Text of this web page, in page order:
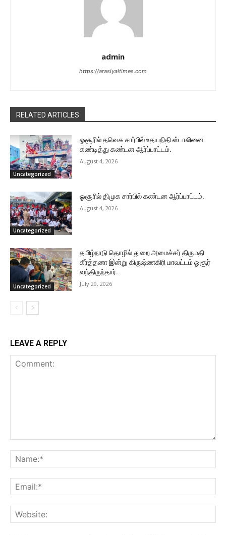
admin
https://arasiyaltimes.com
RELATED ARTICLES
Uncategorized
ஓசூரில் தவெக சார்பில் உதயநிதி ஸ்டாலினை
கண்டித்து கண்டன ஆர்ப்பாட்டம்.
August 4, 2026
Uncategorized
ஓசூரில் திமுக சார்பில் கண்டன ஆர்ப்பாட்டம்.
August 4, 2026
Uncategorized
தமிழ்நாடு தொழில் துறை அமைச்சர் திருமதி
கீர்த்தனா இன்று கிருஷ்ணகிரி மாவட்டம் ஓசூர்
வந்திருந்தார்.
July 29, 2026
LEAVE A REPLY